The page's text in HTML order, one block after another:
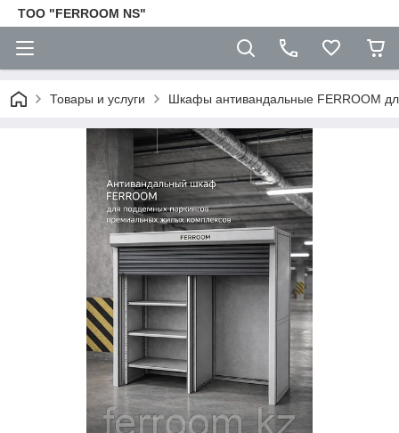
TOO "FERROOM NS"
Товары и услуги Шкафы антивандальные FERROOM